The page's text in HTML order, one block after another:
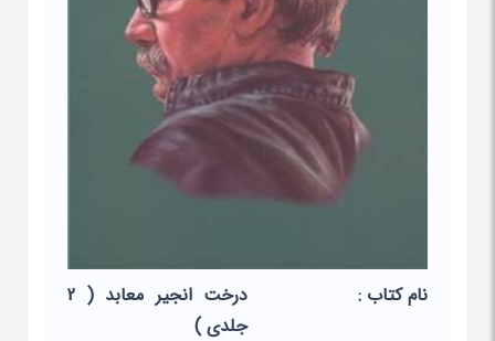
نام کتاب :
درخت انجیر معابد ( 2
جلدی )